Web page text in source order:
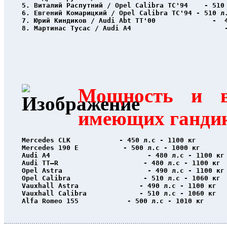
5. Виталий Распутний / Opel Calibra TC'94    -
6. Евгений Комарицкий / Opel Calibra TC'94 - 510
7. Юрий Киндиков / Audi Abt TT'00              -
8. Мартинас Тусас / Audi A4                       -
Мощность и
имеющих
Mercedes CLK            - 450 л.с - 1100 кг
Mercedes 190 E           - 500 л.с - 1000 кг
Audi A4                        - 480 л.с - 1100 кг
Audi TT–R                     - 480 л.с - 1100 кг
Opel Astra                     - 490 л.с - 1100 кг
Opel Calibra                  - 510 л.с - 1060 кг
Vauxhall Astra               - 490 л.с - 1100 кг
Vauxhall Calibra             - 510 л.с - 1060 кг
Alfa Romeo 155            - 500 л.с - 1010 кг